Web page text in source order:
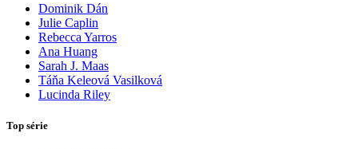
Dominik Dán
Julie Caplin
Rebecca Yarros
Ana Huang
Sarah J. Maas
Táňa Keleová Vasilková
Lucinda Riley
Top série